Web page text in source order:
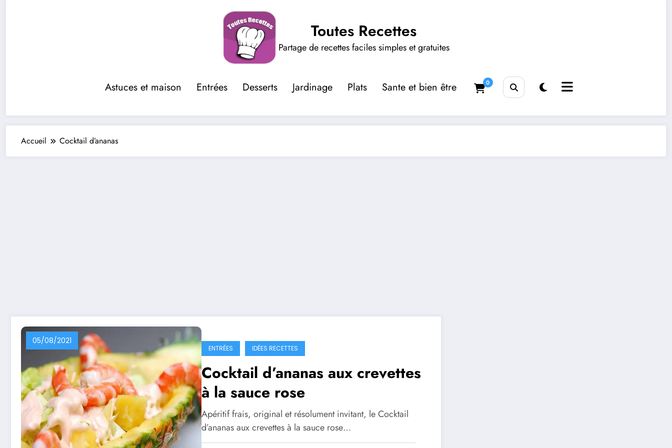
Toutes Recettes
Partage de recettes faciles simples et gratuites
Astuces et maison Entrées Desserts Jardinage Plats Sante et bien être 0
Accueil Cocktail d’ananas
05/08/2021
ENTRÉES IDÉES RECETTES
Cocktail d’ananas aux crevettes
à la sauce rose
Apéritif frais, original et résolument invitant, le Cocktail
d’ananas aux crevettes à la sauce rose…